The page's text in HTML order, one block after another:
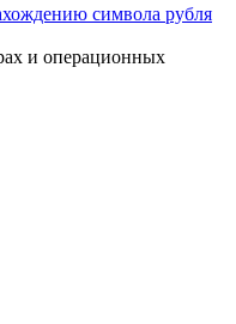
символа рубля
и операционных